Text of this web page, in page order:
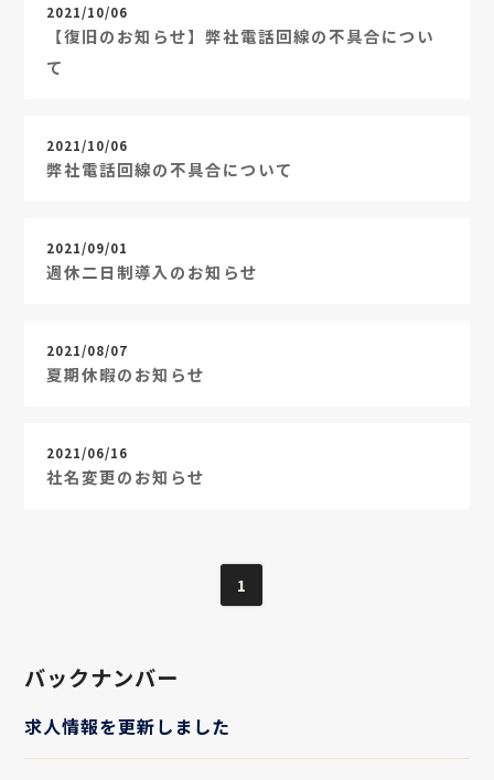
2021/10/06
【復旧のお知らせ】弊社電話回線の不具合につい
て
2021/10/06
弊社電話回線の不具合について
2021/09/01
週休二日制導入のお知らせ
2021/08/07
夏期休暇のお知らせ
2021/06/16
社名変更のお知らせ
1
バックナンバー
求人情報を更新しました